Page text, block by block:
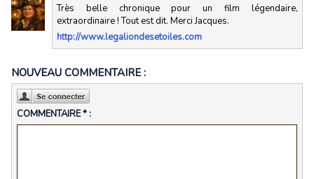
Très belle chronique pour un film légendaire,
extraordinaire ! Tout est dit. Merci Jacques.
http://www.legaliondesetoiles.com
NOUVEAU COMMENTAIRE :
COMMENTAIRE * :